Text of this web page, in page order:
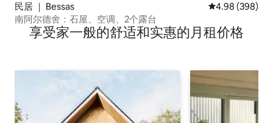
民居 ｜ Bessas 平均评分 4.98
4.98 (398)
南阿尔德舍：石屋、空调、2个露台
享受家一般的舒适和实惠的月租价格